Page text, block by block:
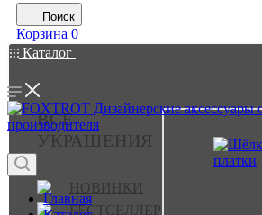
Поиск
Корзина 0
Каталог
ВСЕ
УКРАШЕНИЯ
НОВИНКИ
БЕСТСЕЛЛЕР
Главная